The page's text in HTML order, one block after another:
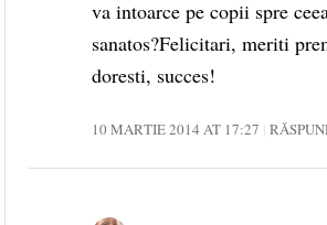
va intoarce pe copii spre
sanatos?Felicitari, meriti
doresti, succes!
10 MARTIE 2014 AT 17:27